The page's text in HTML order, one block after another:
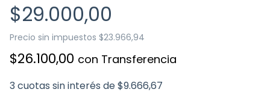
$29.000,00
Precio sin impuestos $23.966,94
$26.100,00 con Transferencia
3 cuotas sin interés de$9.666,67